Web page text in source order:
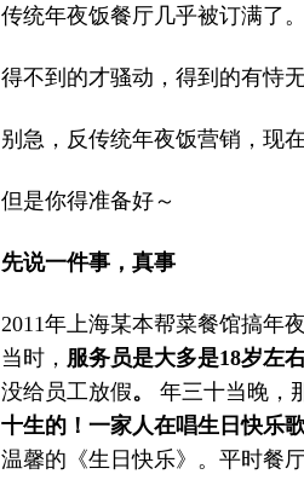
传统年夜饭餐厅几乎被订满了。
得不到的才骚动，得到的有恃无
别急，反传统年夜饭营销，现
但是你得准备好～
先说一件事，真事
2011年上海某本帮菜餐馆搞年
当时， 服务员是大多是18岁左
没给员工放假。年三十当晚，
十生的！一家人在唱生日快乐
温馨的《生日快乐》。平时餐